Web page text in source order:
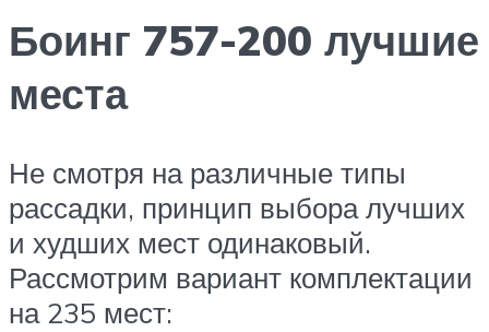
Боинг 757-200 лучшие
места
Не смотря на различные типы
рассадки, принцип выбора лучших
и худших мест одинаковый.
Рассмотрим вариант комплектации
на 235 мест: